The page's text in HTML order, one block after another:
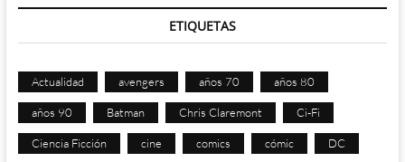
ETIQUETAS
Actualidad avengers años 70 años 80
años 90 Batman Chris Claremont Ci-Fi
Ciencia Ficción cine comics cómic DC